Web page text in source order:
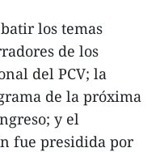
los temas
de los
del PCV; la
de la próxima
y el
fue presidida por